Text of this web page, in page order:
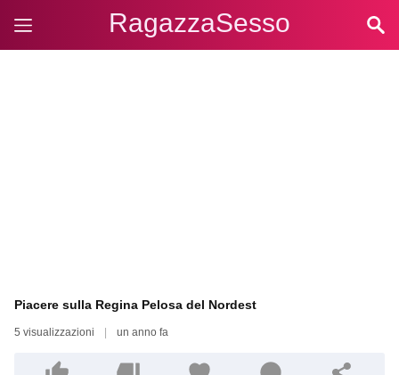
RagazzaSesso
Piacere sulla Regina Pelosa del Nordest
5 visualizzazioni un anno fa